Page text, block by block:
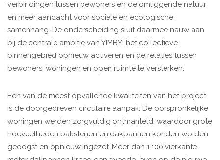
verbindingen tussen bewoners en de omliggende natuur
en meer aandacht voor sociale en ecologische
samenhang. De onderscheiding sluit daarmee nauw aan
bij de centrale ambitie van YIMBY: het collectieve
binnengebied opnieuw activeren en de relaties tussen
bewoners, woningen en open ruimte te versterken.
Een van de meest opvallende kwaliteiten van het project
is de doorgedreven circulaire aanpak. De oorspronkelijke
woningen werden zorgvuldig ontmanteld, waardoor grote
hoeveelheden bakstenen en dakpannen konden worden
geoogst en opnieuw ingezet. Meer dan 1.100 vierkante